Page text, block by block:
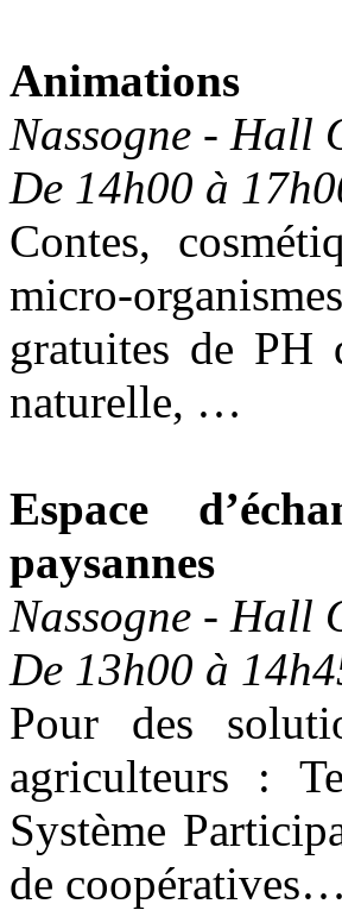
Animations
Nassogne - Hall
De 14h00 à
Contes,
micro-
gratuites de PH
naturelle, …
Espace
paysannes
Nassogne - Hall
De 13h00 à
Pour des
agriculteurs :
Système
de coopératives…